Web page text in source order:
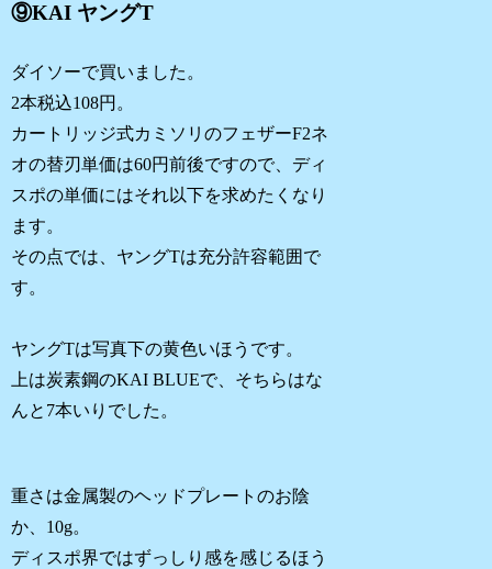
⑨KAI ヤングT
ダイソーで買いました。
2本税込108円。
カートリッジ式カミソリのフェザーF2ネ
オの替刃単価は60円前後ですので、ディ
スポの単価にはそれ以下を求めたくなり
ます。
その点では、ヤングTは充分許容範囲で
す。
ヤングTは写真下の黄色いほうです。
上は炭素鋼のKAI BLUEで、そちらはな
んと7本いりでした。
重さは金属製のヘッドプレートのお陰
か、10g。
ディスポ界ではずっしり感を感じるほう